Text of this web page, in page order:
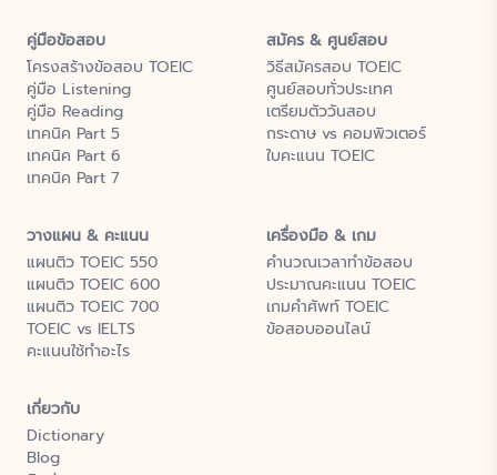
คู่มือข้อสอบ
โครงสร้างข้อสอบ TOEIC
คู่มือ Listening
คู่มือ Reading
เทคนิค Part 5
เทคนิค Part 6
เทคนิค Part 7
สมัคร & ศูนย์สอบ
วิธีสมัครสอบ TOEIC
ศูนย์สอบทั่วประเทศ
เตรียมตัววันสอบ
กระดาษ vs คอมพิวเตอร์
ใบคะแนน TOEIC
วางแผน & คะแนน
แผนติว TOEIC 550
แผนติว TOEIC 600
แผนติว TOEIC 700
TOEIC vs IELTS
คะแนนใช้ทำอะไร
เครื่องมือ & เกม
คำนวณเวลาทำข้อสอบ
ประมาณคะแนน TOEIC
เกมคำศัพท์ TOEIC
ข้อสอบออนไลน์
เกี่ยวกับ
Dictionary
Blog